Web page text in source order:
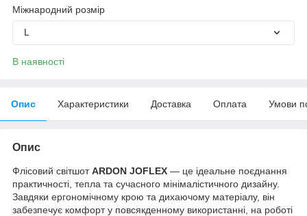
Міжнародний розмір
L
В наявності
Опис Характеристики Доставка Оплата Умови
Опис
Флісовий світшотARDON JOFLEX — це ідеальне поєднання
практичності, тепла та сучасного мінімалістичного дизайну.
Завдяки ергономічному крою та дихаючому матеріалу, він
забезпечує комфорт у повсякденному використанні, на роботі